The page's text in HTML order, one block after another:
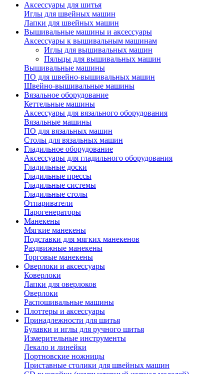
Аксессуары для шитья
Иглы для швейных машин
Лапки для швейных машин
Вышивальные машины и аксессуары
Аксессуары к вышивальным машинам
Иглы для вышивальных машин
Пяльцы для вышивальных машин
Вышивальные машины
ПО для швейно-вышивальных машин
Швейно-вышивальные машины
Вязальное оборудование
Кеттельные машины
Аксессуары для вязального оборудования
Вязальные машины
ПО для вязальных машин
Столы для вязальных машин
Гладильное оборудование
Аксессуары для гладильного оборудования
Гладильные доски
Гладильные прессы
Гладильные системы
Гладильные столы
Отпариватели
Парогенераторы
Манекены
Мягкие манекены
Подставки для мягких манекенов
Раздвижные манекены
Торговые манекены
Оверлоки и аксессуары
Коверлоки
Лапки для оверлоков
Оверлоки
Распошивальные машины
Плоттеры и аксессуары
Принадлежности для шитья
Булавки и иглы для ручного шитья
Измерительные инструменты
Лекало и линейки
Портновские ножницы
Приставные столики для швейных машин